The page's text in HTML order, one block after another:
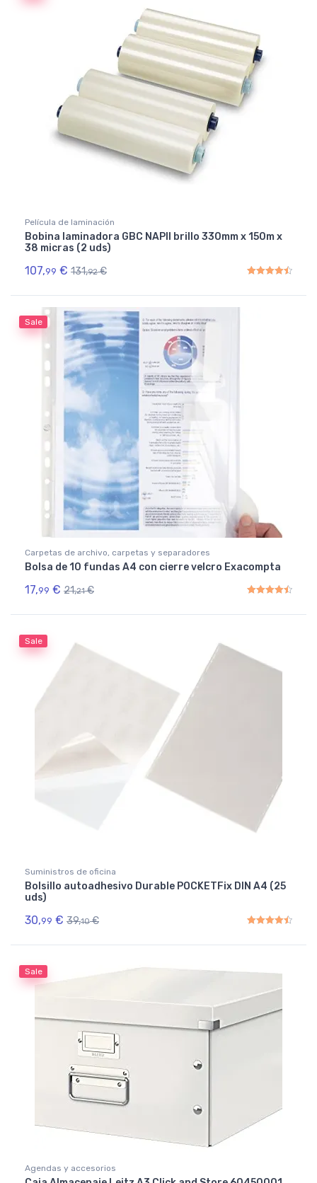
Película de laminación
Bobina laminadora GBC NAPII brillo 330mm x 150m x
38 micras (2 uds)
107,99 € 131,92 €
Sale
Carpetas de archivo, carpetas y separadores
Bolsa de 10 fundas A4 con cierre velcro Exacompta
17,99 € 21,21 €
Sale
Suministros de oficina
Bolsillo autoadhesivo Durable POCKETFix DIN A4 (25
uds)
30,99 € 39,10 €
Sale
Agendas y accesorios